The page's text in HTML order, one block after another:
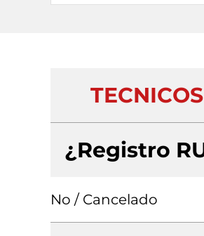
¿Registro
No / Cancelado